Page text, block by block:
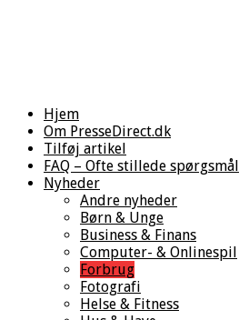
Hjem
Om PresseDirect.dk
Tilføj artikel
FAQ – Ofte stillede spørgsmål
Nyheder
Andre nyheder
Børn & Unge
Business & Finans
Computer- & Onlinespil
Forbrug
Fotografi
Helse & Fitness